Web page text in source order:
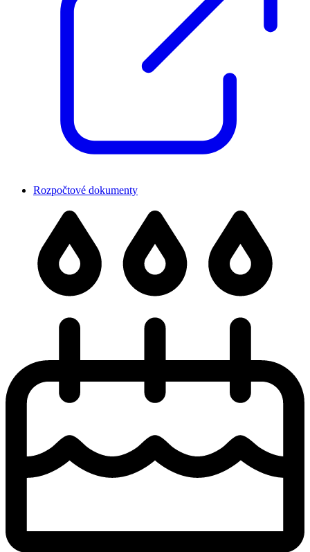
Rozpočtové dokumenty